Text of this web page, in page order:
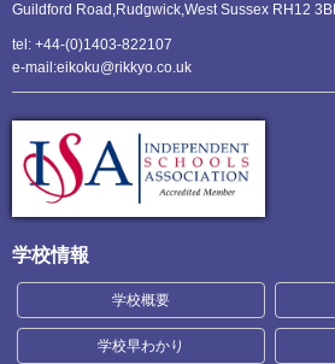
Guildford Road,Rudgwick,West Sussex RH12
tel: +44-(0)1403-822107
e-mail:eikoku@rikkyo.co.uk
学校情報
学校概要
学校早わかり